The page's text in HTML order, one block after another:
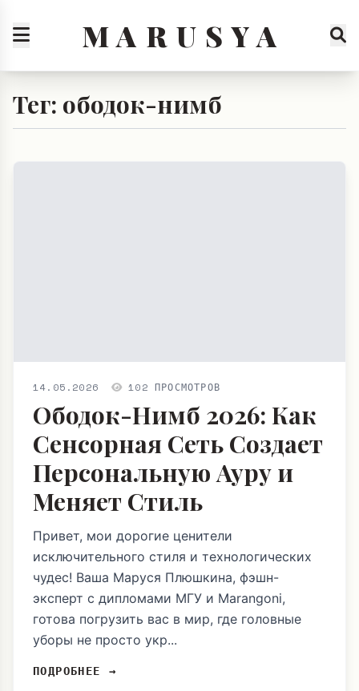
M A R U S Y A
Тег: ободок-нимб
14.05.2026 102 ПРОСМОТРОВ
Ободок-Нимб 2026: Как
Сенсорная Сеть Создает
Персональную Ауру и
Меняет Стиль
Привет, мои дорогие ценители
исключительного стиля и технологических
чудес! Ваша Маруся Плюшкина, фэшн-
эксперт с дипломами МГУ и Marangoni,
готова погрузить вас в мир, где головные
уборы не просто укр...
ПОДРОБНЕЕ →